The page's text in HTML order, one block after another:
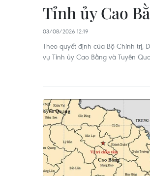
Tỉnh ủy Cao
03/08/2026 12:19
Theo quyết định của Bộ Chính trị,
vụ Tỉnh ủy Cao Bằng và Tuyên